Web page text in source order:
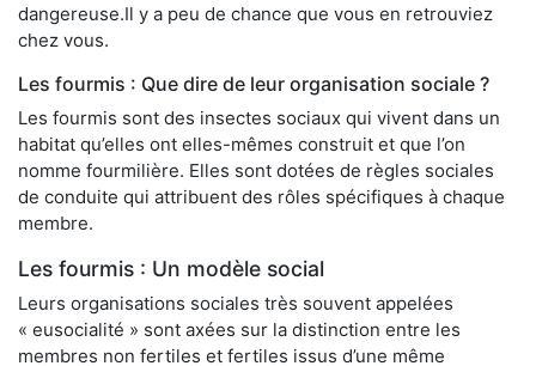
dangereuse.Il y a peu de chance que vous en retrouviez
chez vous.
Les fourmis : Que dire de leur organisation sociale ?
Les fourmis sont des insectes sociaux qui vivent dans un
habitat qu’elles ont elles-mêmes construit et que l’on
nomme fourmilière. Elles sont dotées de règles sociales
de conduite qui attribuent des rôles spécifiques à chaque
membre.
Les fourmis : Un modèle social
Leurs organisations sociales très souvent appelées
« eusocialité » sont axées sur la distinction entre les
membres non fertiles et fertiles issus d’une même